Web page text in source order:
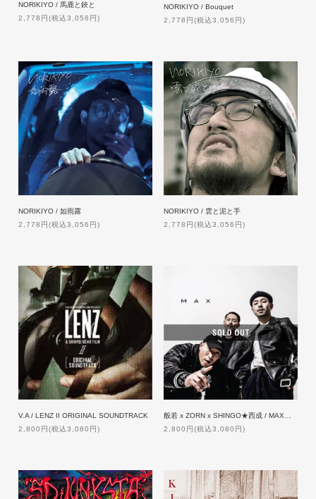
NORIKIYO / 馬鹿と鋏と
2,778円(税込3,056円)
NORIKIYO / Bouquet
2,778円(税込3,056円)
NORIKIYO / 如雨露
2,778円(税込3,056円)
NORIKIYO / 雲と泥と手
2,778円(税込3,056円)
V.A / LENZ II ORIGINAL SOUNDTRACK
2,800円(税込3,080円)
2,800円(税込3,080円)